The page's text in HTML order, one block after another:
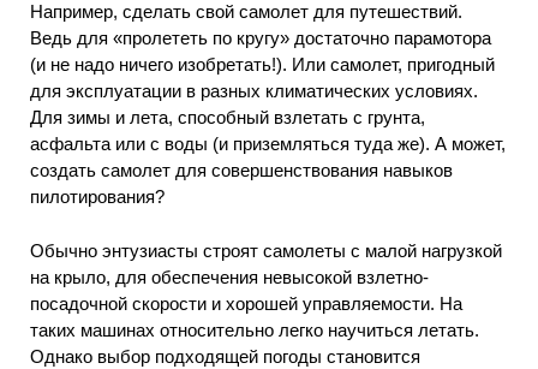
Например, сделать свой самолет для путешествий.
Ведь для «пролететь по кругу» достаточно парамотора
(и не надо ничего изобретать!). Или самолет, пригодный
для эксплуатации в разных климатических условиях.
Для зимы и лета, способный взлетать с грунта,
асфальта или с воды (и приземляться туда же). А может,
создать самолет для совершенствования навыков
пилотирования?
Обычно энтузиасты строят самолеты с малой нагрузкой
на крыло, для обеспечения невысокой взлетно-
посадочной скорости и хорошей управляемости. На
таких машинах относительно легко научиться летать.
Однако выбор подходящей погоды становится